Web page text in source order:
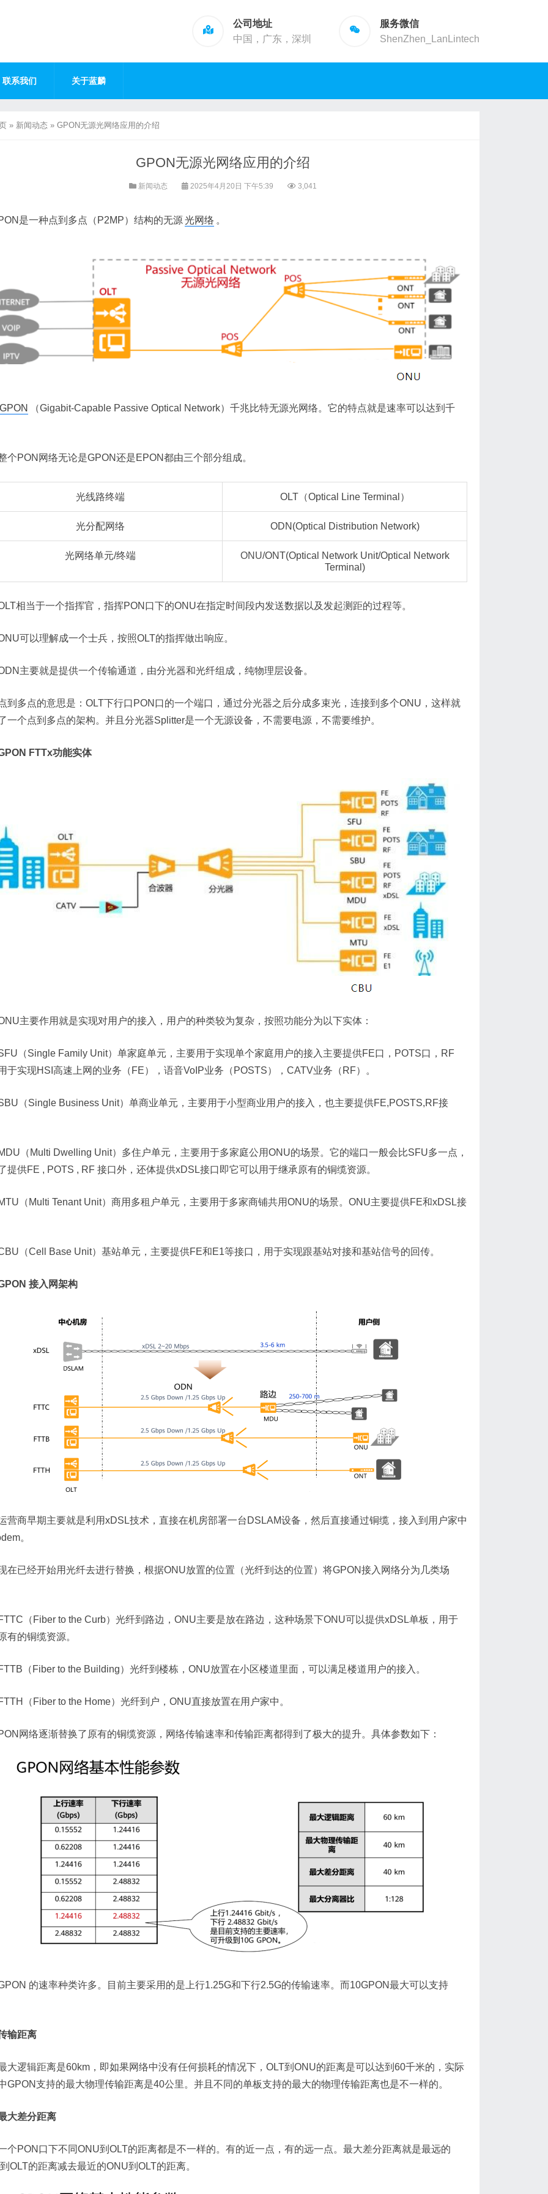
公司地址
中国，广东，深圳
服务微信
ShenZhen_LanLintech
联系我们 关于蓝麟
» 新闻动态 » GPON无源光网络应用的介绍
GPON无源光网络应用的介绍
新闻动态 2025年4月20日 下午5:39 3,041
是一种点到多点（P2MP）结构的无源光网络 。
GPON （Gigabit-Capable Passive Optical Network）千兆比特无源光网络。它的特点就是速率可以达到千
个PON网络无论是GPON还是EPON都由三个部分组成。
光线路终端 OLT（Optical Line Terminal）
光分配网络 ODN(Optical Distribution Network)
光网络单元/终端 ONU/ONT(Optical Network Unit/Optical Network
Terminal)
相当于一个指挥官，指挥PON口下的ONU在指定时间段内发送数据以及发起测距的过程等。
可以理解成一个士兵，按照OLT的指挥做出响应。
主要就是提供一个传输通道，由分光器和光纤组成，纯物理层设备。
到多点的意思是：OLT下行口PON口的一个端口，通过分光器之后分成多束光，连接到多个ONU，这样就
一个点到多点的架构。并且分光器Splitter是一个无源设备，不需要电源，不需要维护。
FTTx功能实体
主要作用就是实现对用户的接入，用户的种类较为复杂，按照功能分为以下实体：
（Single Family Unit）单家庭单元，主要用于实现单个家庭用户的接入主要提供FE口，POTS口，RF
于实现HSI高速上网的业务（FE），语音VoIP业务（POSTS），CATV业务（RF）。
（Single Business Unit）单商业单元，主要用于小型商业用户的接入，也主要提供FE,POSTS,RF接
（Multi Dwelling Unit）多住户单元，主要用于多家庭公用ONU的场景。它的端口一般会比SFU多一点，
提供FE , POTS , RF 接口外，还体提供xDSL接口即它可以用于继承原有的铜缆资源。
（Multi Tenant Unit）商用多租户单元，主要用于多家商铺共用ONU的场景。ONU主要提供FE和xDSL接
（Cell Base Unit）基站单元，主要提供FE和E1等接口，用于实现跟基站对接和基站信号的回传。
接入网架构
营商早期主要就是利用xDSL技术，直接在机房部署一台DSLAM设备，然后直接通过铜缆，接入到用户家中
。
在已经开始用光纤去进行替换，根据ONU放置的位置（光纤到达的位置）将GPON接入网络分为几类场
（Fiber to the Curb）光纤到路边，ONU主要是放在路边，这种场景下ONU可以提供xDSL单板，用于
有的铜缆资源。
（Fiber to the Building）光纤到楼栋，ONU放置在小区楼道里面，可以满足楼道用户的接入。
（Fiber to the Home）光纤到户，ONU直接放置在用户家中。
网络逐渐替换了原有的铜缆资源，网络传输速率和传输距离都得到了极大的提升。具体参数如下：
的速率种类许多。目前主要采用的是上行1.25G和下行2.5G的传输速率。而10GPON最大可以支持
输距离
大逻辑距离是60km，即如果网络中没有任何损耗的情况下，OLT到ONU的距离是可以达到60千米的，实际
GPON支持的最大物理传输距离是40公里。并且不同的单板支持的最大的物理传输距离也是不一样的。
大差分距离
个PON口下不同ONU到OLT的距离都是不一样的。有的近一点，有的远一点。最大差分距离就是最远的
OLT的距离减去最近的ONU到OLT的距离。